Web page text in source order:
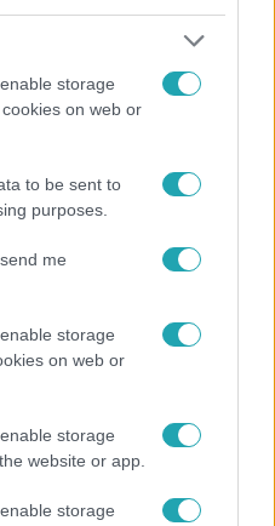
storage
on web or
to be sent to
purposes.
me
storage
on web or
storage
website or app.
storage
dohányzott és bort